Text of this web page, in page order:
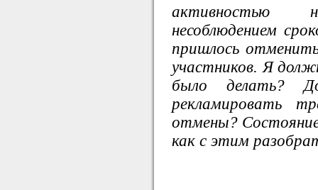
активностью
несоблюдением
пришлось
участников. Я
было делать?
рекламировать
отмены?
как с этим